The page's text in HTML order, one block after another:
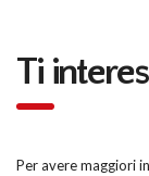
Ti
Per avere maggiori